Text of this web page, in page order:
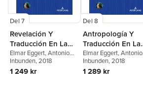
Del 7
Revelación Y
Traducción En La
Orden de
Predicadores
Elmar Eggert,Antonio
Bueno García
Inbunden, 2018
1 249 kr
Del 8
Antropología Y
Traducción En La
Orden de
Predicadores
Elmar Eggert,Antonio
Bueno García
Inbunden, 2018
1 289 kr